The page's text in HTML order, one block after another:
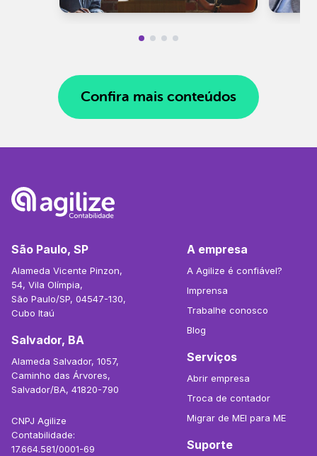
Confira mais conteúdos
São Paulo, SP
Alameda Vicente Pinzon,
54, Vila Olímpia,
São Paulo/SP, 04547-130,
Cubo Itaú
Salvador, BA
Alameda Salvador, 1057,
Caminho das Árvores,
Salvador/BA, 41820-790
CNPJ Agilize
Contabilidade:
17.664.581/0001-69
A empresa
A Agilize é confiável?
Imprensa
Trabalhe conosco
Blog
Serviços
Abrir empresa
Troca de contador
Migrar de MEI para ME
Suporte